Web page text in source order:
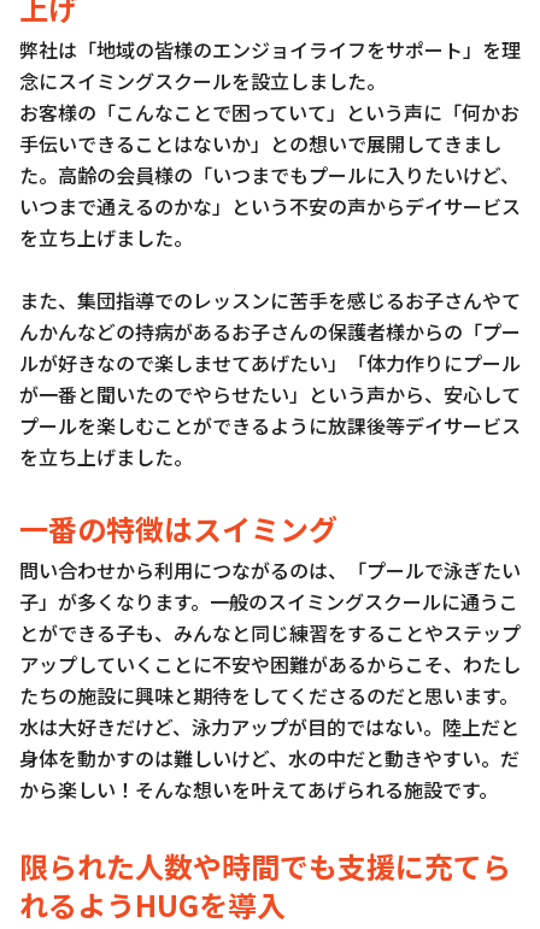
弊社は「地域の皆様のエンジョイライフをサポート」を理
念にスイミングスクールを設立しました。
お客様の「こんなことで困っていて」という声に「何かお
手伝いできることはないか」との想いで展開してきまし
た。高齢の会員様の「いつまでもプールに入りたいけど、
いつまで通えるのかな」という不安の声からデイサービス
を立ち上げました。
また、集団指導でのレッスンに苦手を感じるお子さんやて
んかんなどの持病があるお子さんの保護者様からの「プー
ルが好きなので楽しませてあげたい」「体力作りにプール
が一番と聞いたのでやらせたい」という声から、安心して
プールを楽しむことができるように放課後等デイサービス
を立ち上げました。
一番の特徴はスイミング
問い合わせから利用につながるのは、「プールで泳ぎたい
子」が多くなります。一般のスイミングスクールに通うこ
とができる子も、みんなと同じ練習をすることやステップ
アップしていくことに不安や困難があるからこそ、わたし
たちの施設に興味と期待をしてくださるのだと思います。
水は大好きだけど、泳力アップが目的ではない。陸上だと
身体を動かすのは難しいけど、水の中だと動きやすい。だ
から楽しい！そんな想いを叶えてあげられる施設です。
限られた人数や時間でも支援に充てら
れるようHUGを導入